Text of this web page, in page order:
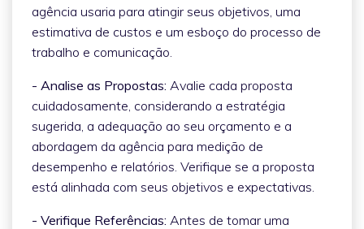
agência usaria para atingir seus objetivos, uma
estimativa de custos e um esboço do processo de
trabalho e comunicação.
- Analise as Propostas: Avalie cada proposta
cuidadosamente, considerando a estratégia
sugerida, a adequação ao seu orçamento e a
abordagem da agência para medição de
desempenho e relatórios. Verifique se a proposta
está alinhada com seus objetivos e expectativas.
- Verifique Referências: Antes de tomar uma